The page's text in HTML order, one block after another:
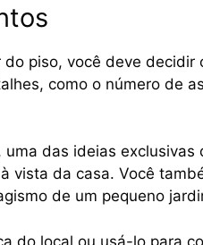
piso, você deve
como o número de
das ideias
vista da casa. Você
de um pequeno
do local ou usá-lo para